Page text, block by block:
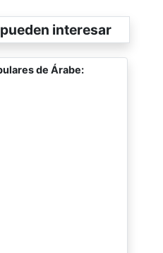
interesar
de Árabe: